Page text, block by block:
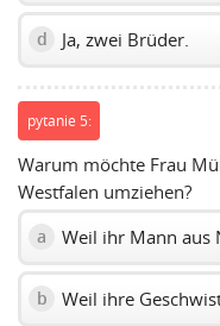
d Ja, zwei Brüder.
pytanie 5:
Warum möchte Frau
Westfalen umziehen?
a Weil ihr Mann aus
b Weil ihre